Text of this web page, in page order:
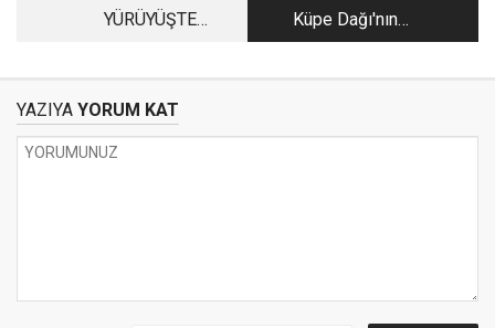
YÜRÜYÜŞTE
Küpe Dağı'nın
doğusundan çıkıp
YAZIYA YORUM KAT